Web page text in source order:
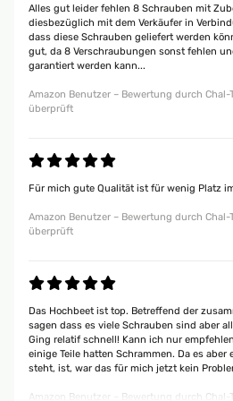
Alles gut leider fehlen 8 Schrauben mit
diesbezüglich mit dem Verkäufer in
dass diese Schrauben geliefert werden
gut, da 8 Verschraubungen sonst fehlen
garantiert werden kann...
Amazon Benutzer – Bewertung durch
überprüft
Für mich gute Qualität ist für wenig Platz
Amazon Benutzer – Bewertung durch
überprüft
Das Hochbeet ist top. Betreffend der
sagen dass es viele Schrauben sind aber
Ging relatif schnell! Kann ich nur
einige Teile hatten Schrammen. Da es aber
steht, ist, war das für mich jetzt kein
Amazon Benutzer – Bewertung durch Chal-